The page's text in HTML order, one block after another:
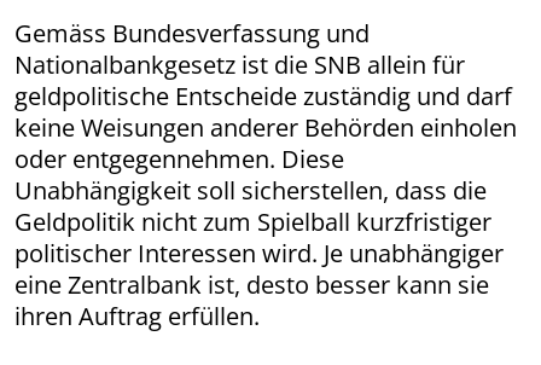
Gemäss Bundesverfassung und
Nationalbankgesetz ist die SNB allein für
geldpolitische Entscheide zuständig und darf
keine Weisungen anderer Behörden einholen
oder entgegennehmen. Diese
Unabhängigkeit soll sicherstellen, dass die
Geldpolitik nicht zum Spielball kurzfristiger
politischer Interessen wird. Je unabhängiger
eine Zentralbank ist, desto besser kann sie
ihren Auftrag erfüllen.